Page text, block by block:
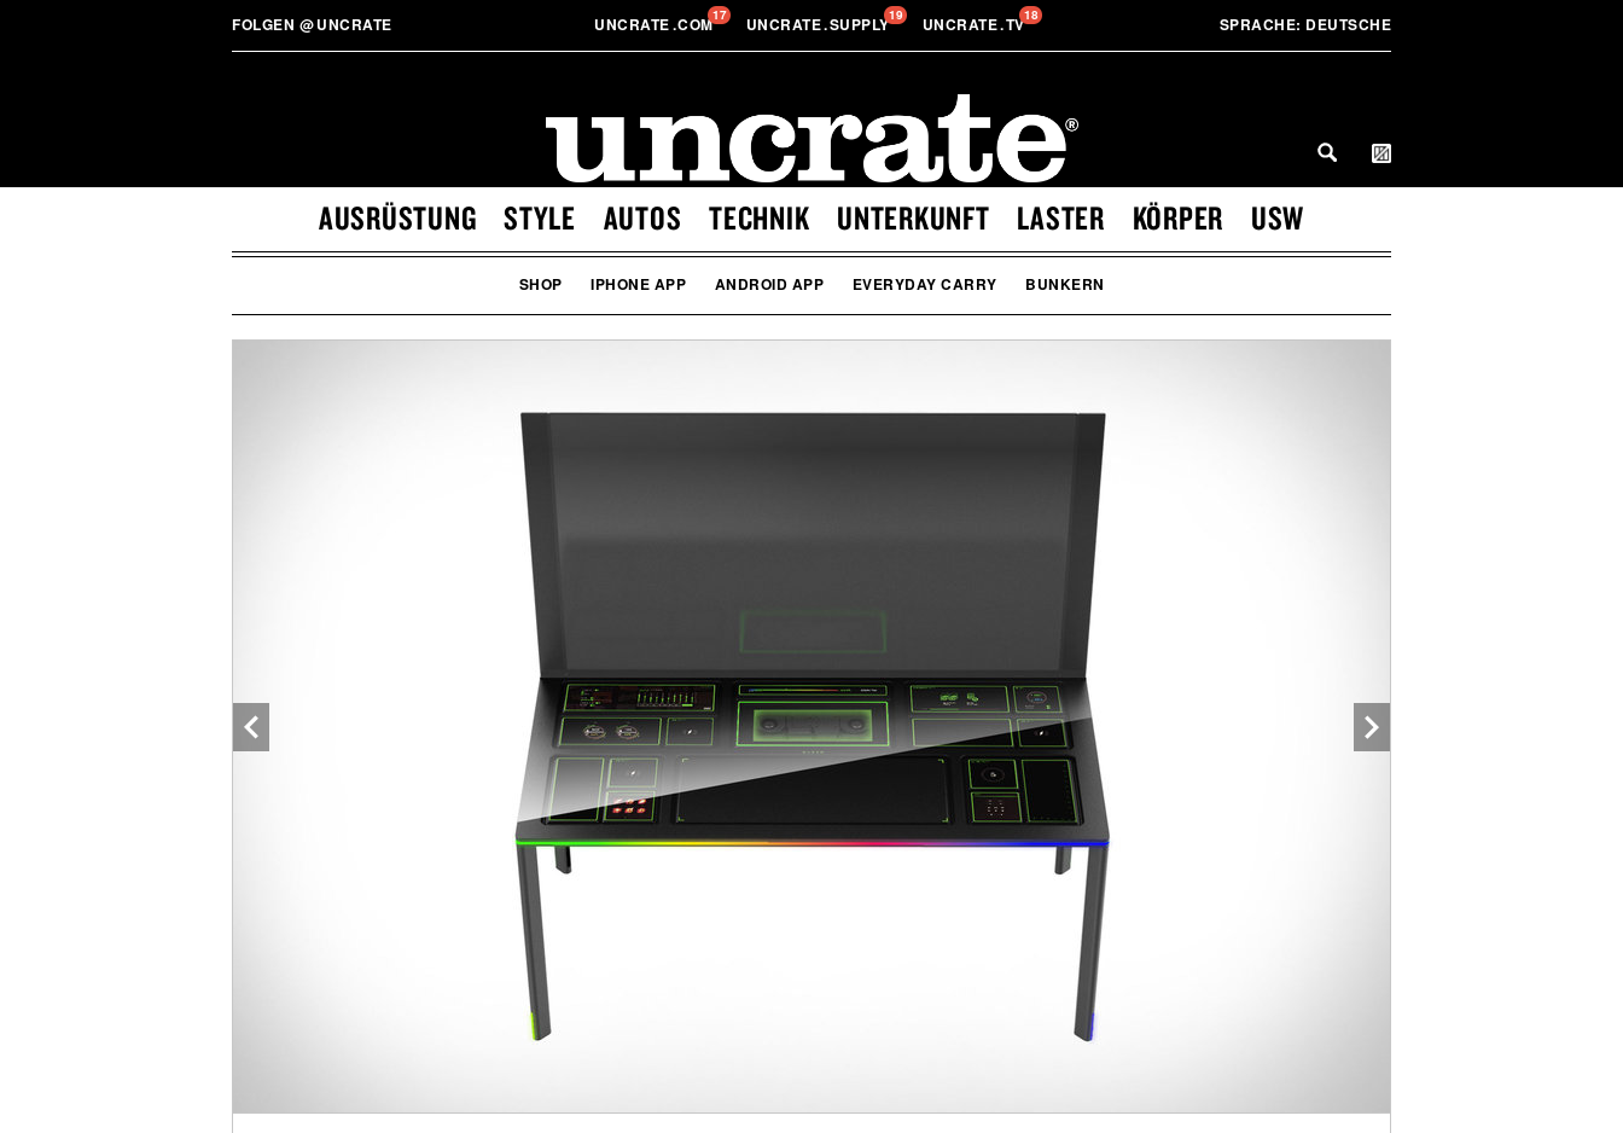
FOLGEN @UNCRATE UNCRATE.COM17 UNCRATE.SUPPLY19 UNCRATE.TV18 SPRACHE: DEUTSCHE
AUSRÜSTUNG STYLE AUTOS TECHNIK UNTERKUNFT LASTER KÖRPER USW
SHOP IPHONE APP ANDROID APP EVERYDAY CARRY BUNKERN